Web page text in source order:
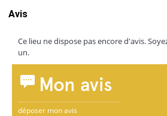
Avis
Ce lieu ne dispose pas encore d'avis.
un.
Mon avis
déposer mon avis